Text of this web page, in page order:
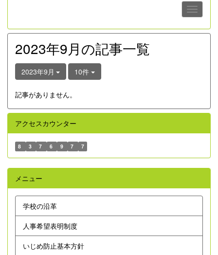
2023年9月の記事一覧
2023年9月 10件
記事がありません。
アクセスカウンター
8 3 7 6 9 7 7
メニュー
学校の沿革
人事希望表明制度
いじめ防止基本方針